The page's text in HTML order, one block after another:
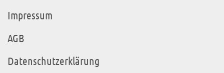
Impressum
AGB
Datenschutzerklärung